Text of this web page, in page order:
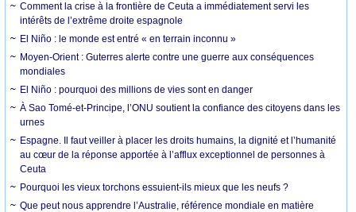
Comment la crise à la frontière de Ceuta a immédiatement servi les
intérêts de l’extrême droite espagnole
El Niño : le monde est entré « en terrain inconnu »
Moyen-Orient : Guterres alerte contre une guerre aux conséquences
mondiales
El Niño : pourquoi des millions de vies sont en danger
À Sao Tomé-et-Principe, l’ONU soutient la confiance des citoyens dans les
urnes
Espagne. Il faut veiller à placer les droits humains, la dignité et l’humanité
au cœur de la réponse apportée à l’afflux exceptionnel de personnes à
Ceuta
Pourquoi les vieux torchons essuient-ils mieux que les neufs ?
Que peut nous apprendre l’Australie, référence mondiale en matière